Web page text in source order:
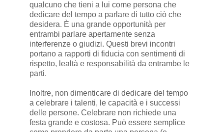
qualcuno che tieni a lui come persona che
dedicare del tempo a parlare di tutto ciò che
desidera. È una grande opportunità per
entrambi parlare apertamente senza
interferenze o giudizi. Questi brevi incontri
portano a rapporti di fiducia con sentimenti di
rispetto, lealtà e responsabilità da entrambe le
parti.
Inoltre, non dimenticare di dedicare del tempo
a celebrare i talenti, le capacità e i successi
delle persone. Celebrare non richiede una
festa grande e costosa. Può essere semplice